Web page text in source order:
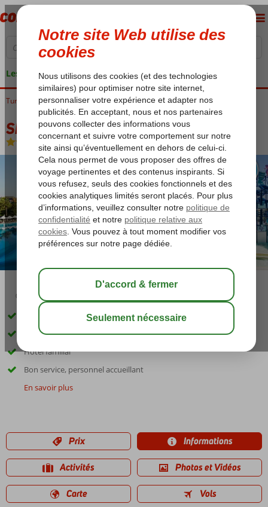
Les garanties de vacances
Turquie Riviera Turque Belek Sherwood Dreams Resort
Sherwood Dreams Resort
Ultra All Inclusive-Hôtel
03:45 sauver
Directement sur une belle plage
Piscines avec toboggans
Hotel familial
Bon service, personnel accueillant
En savoir plus
Prix Informations
Activités Photos et Vidéos
Carte Vols